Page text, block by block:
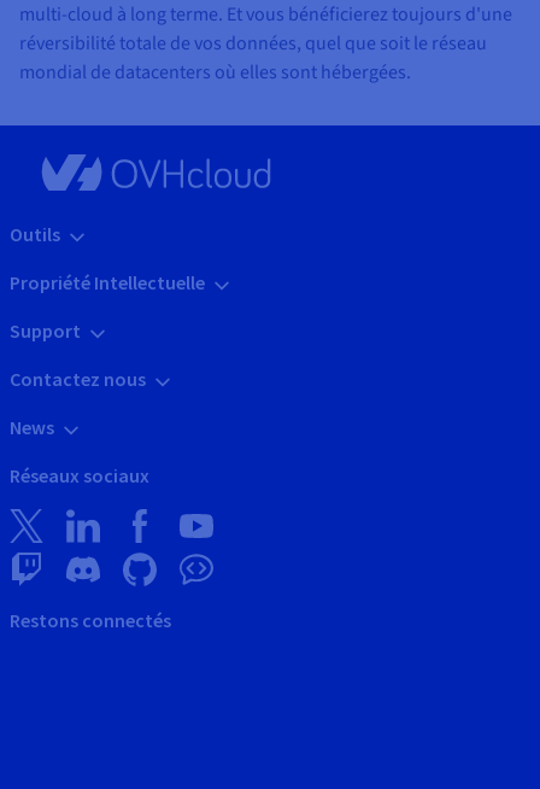
multi-cloud à long terme. Et vous bénéficierez toujours d'une
réversibilité totale de vos données, quel que soit le réseau
mondial de datacenters où elles sont hébergées.
Outils
Propriété Intellectuelle
Support
Contactez nous
News
Réseaux sociaux
Restons connectés